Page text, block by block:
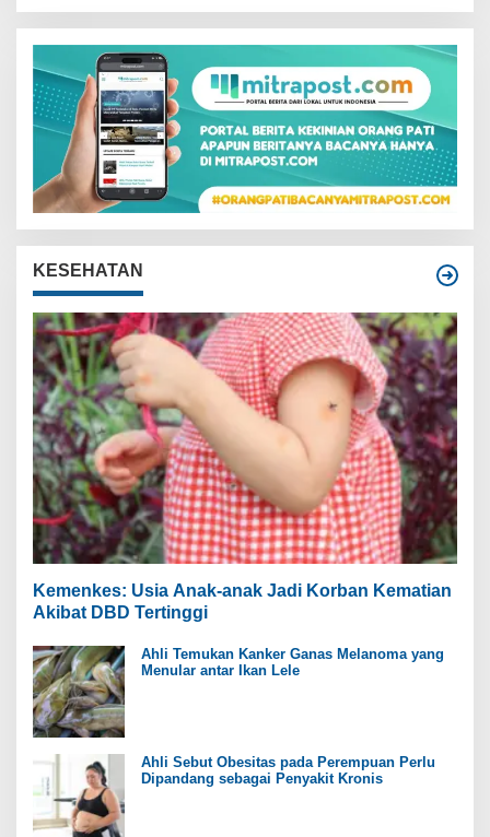
KESEHATAN
Kemenkes: Usia Anak-anak Jadi Korban Kematian
Akibat DBD Tertinggi
Ahli Temukan Kanker Ganas Melanoma yang
Menular antar Ikan Lele
Ahli Sebut Obesitas pada Perempuan Perlu
Dipandang sebagai Penyakit Kronis